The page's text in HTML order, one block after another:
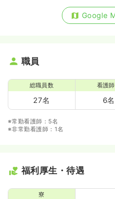
Google
職員
総職員数
27名
看護
6名
※常勤看護師：5名
※非常勤看護師：1名
福利厚生・待遇
寮